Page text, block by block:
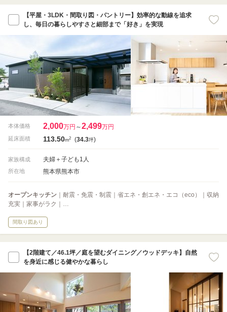
【平屋・3LDK・間取り図・パントリー】効率的な動線を追求
し、毎日の暮らしやすさと細部まで「好き」を実現
本体価格 2,000万円 ～2,499万円
延床面積 113.50m2 (34.3坪)
家族構成 夫婦＋子ども1人
所在地 熊本県熊本市
オープンキッチン ｜耐震・免震・制震｜省エネ・創エネ・エコ（eco）｜収納
充実｜家事がラク｜…
間取り図あり
【2階建て／46.1坪／庭を望むダイニング／ウッドデッキ】自然
を身近に感じる健やかな暮らし